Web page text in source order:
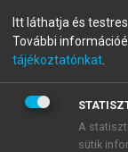
A regisztráció
BELÉPÉS
Itt láthatja és
További
tájékoztatónkat
A
sütik